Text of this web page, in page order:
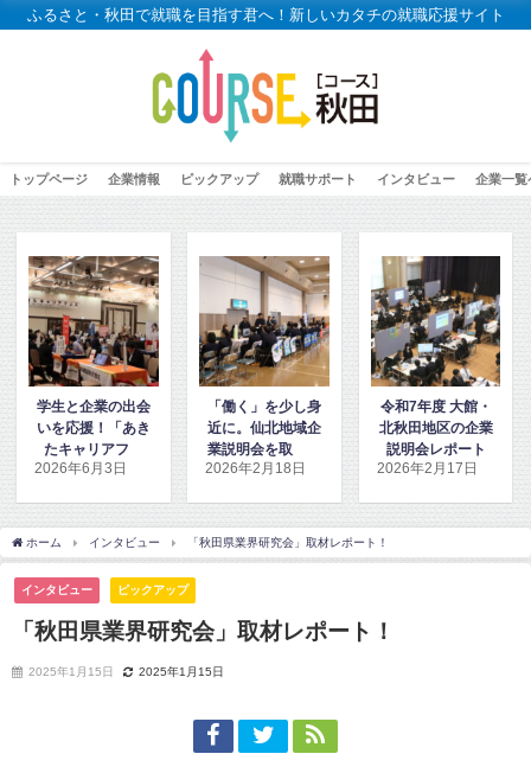
ふるさと・秋田で就職を目指す君へ！新しいカタチの就職応援サイト
トップページ 企業情報 ピックアップ 就職サポート インタビュー 企業一覧
「働く」を少し身
近に。仙北地域企
業説明会を取材し
ました
2026年2月18日
令和7年度 大館・
北秋田地区の企業
説明会レポート
2026年2月17日
「令和7年度高校
生就職活動サポー
トセミナー」に密
着取材しました！
2026年1月15日
ホーム インタビュー 「秋田県業界研究会」取材レポート！
インタビュー ピックアップ
「秋田県業界研究会」取材レポート！
2025年1月15日 2025年1月15日